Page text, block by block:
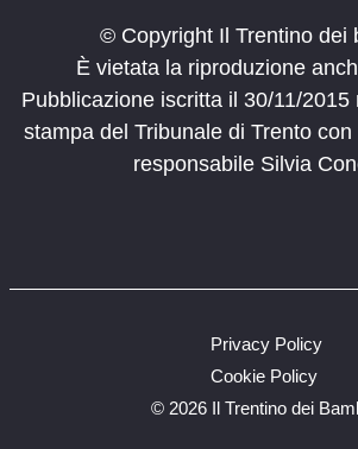
© Copyright Il Trentino dei
È vietata la riproduzione
Pubblicazione iscritta il 30/11/2015
stampa del Tribunale di Trento
responsabile Silvia
© 2026 Il Trentino dei
Privacy Policy
Cookie Policy